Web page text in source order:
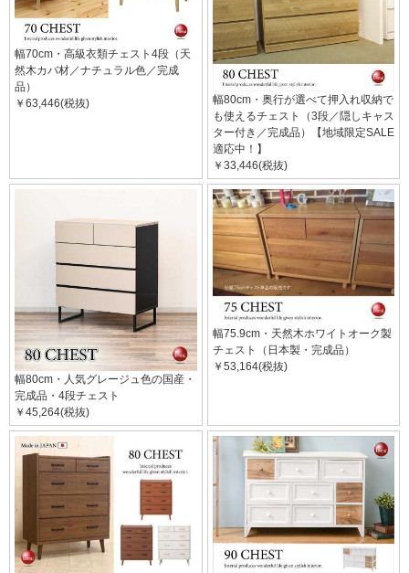
幅70cm・高級衣類チェスト4段（天
然木カバ材／ナチュラル色／完成
品）
￥63,446(税抜)
幅80cm・奥行が選べて押入れ収納で
も使えるチェスト（3段／隠しキャス
ター付き／完成品）【地域限定SALE
適応中！】
￥33,446(税抜)
幅80cm・人気グレージュ色の国産・
完成品・4段チェスト
￥45,264(税抜)
幅75.9cm・天然木ホワイトオーク製
チェスト（日本製・完成品）
￥53,164(税抜)